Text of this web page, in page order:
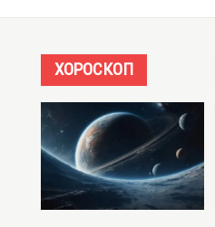
ХОРОСКОП